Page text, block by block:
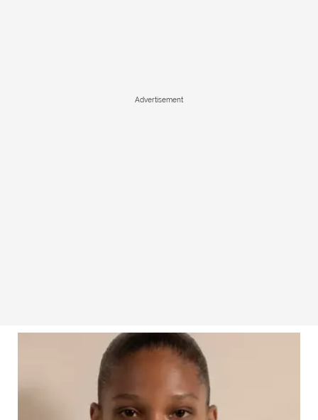
Advertisement